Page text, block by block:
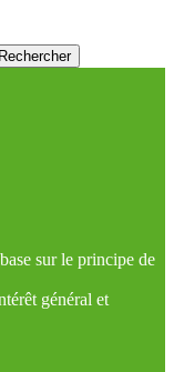
sur le principe de
général et